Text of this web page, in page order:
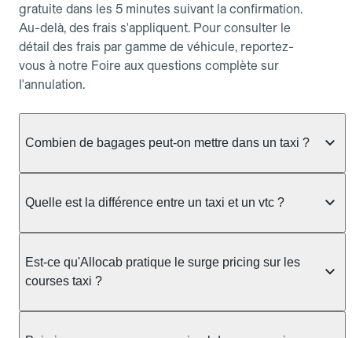
gratuite dans les 5 minutes suivant la confirmation.
Au-delà, des frais s'appliquent. Pour consulter le
détail des frais par gamme de véhicule, reportez-
vous à notre Foire aux questions complète sur
l'annulation.
Combien de bagages peut-on mettre dans un taxi ?
taxi berline accueille en général jusqu'à 3 bagages
ou nombreux, précisez-le dans le champ "Message
au chauffeur" lors de la réservation. Le prix n'est
pas impacté par le nombre de bagages.
Quelle est la différence entre un taxi et un vtc ?
prendre en charge directement dans la rue, à une
station ou sur réservation, avec un tarif au
réservation et propose un prix fixe annoncé à
Est-ce qu'Allocab pratique le surge pricing sur les
courses taxi ?